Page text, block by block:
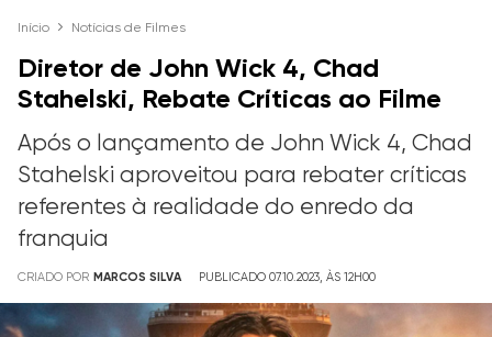
Início Notícias de Filmes
Diretor de John Wick 4, Chad
Stahelski, Rebate Críticas ao Filme
Após o lançamento de John Wick 4, Chad
Stahelski aproveitou para rebater críticas
referentes à realidade do enredo da
franquia
CRIADO POR MARCOS SILVA PUBLICADO 07.10.2023, ÀS 12H00